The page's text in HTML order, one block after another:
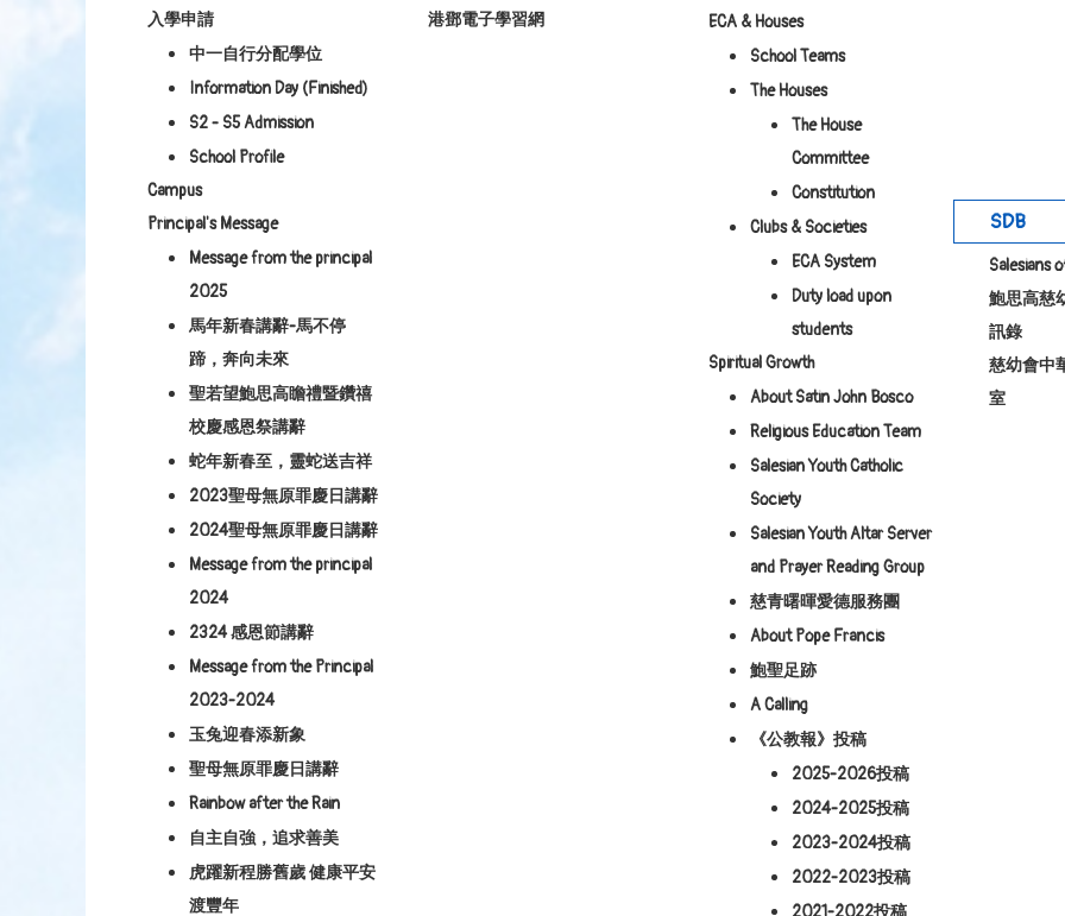
入學申請
中一自行分配學位
Information Day (Finished)
S2 - S5 Admission
School Profile
Campus
Principal's Message
Message from the principal
2025
馬年新春講辭-馬不停
蹄，奔向未來
聖若望鮑思高瞻禮暨鑽禧
校慶感恩祭講辭
蛇年新春至，靈蛇送吉祥
2023聖母無原罪慶日講辭
2024聖母無原罪慶日講辭
Message from the principal
2024
2324 感恩節講辭
Message from the Principal
2023-2024
玉兔迎春添新象
聖母無原罪慶日講辭
Rainbow after the Rain
自主自強，追求善美
虎躍新程勝舊歲 健康平安
渡豐年
港鄧電子學習網
ECA & Houses
School Teams
The Houses
The House
Committee
Constitution
Clubs & Societies
ECA System
Duty load upon
students
Spiritual Growth
About Satin John Bosco
Religious Education Team
Salesian Youth Catholic
Society
Salesian Youth Altar Server
and Prayer Reading Group
慈青曙暉愛德服務團
About Pope Francis
鮑聖足跡
A Calling
《公教報》投稿
2025-2026投稿
2024-2025投稿
2023-2024投稿
2022-2023投稿
2021-2022投稿
SDB
Salesians
鮑思高慈
訊錄
慈幼會中
室